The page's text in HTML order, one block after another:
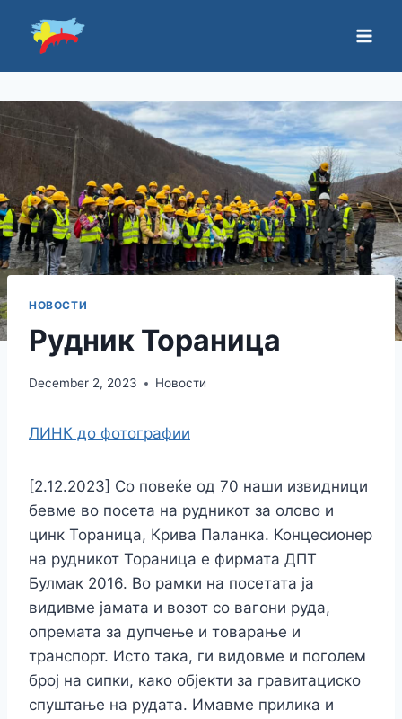
НОВОСТИ
Рудник Тораница
December 2, 2023 Новости
ЛИНК до фотографии
[2.12.2023] Со повеќе од 70 наши извидници
бевме во посета на рудникот за олово и
цинк Тораница, Крива Паланка. Концесионер
на рудникот Тораница е фирмата ДПТ
Булмак 2016. Во рамки на посетата ја
видивме јамата и возот со вагони руда,
опремата за дупчење и товарање и
транспорт. Исто така, ги видовме и поголем
број на сипки, како објекти за гравитациско
спуштање на рудата. Имавме прилика и